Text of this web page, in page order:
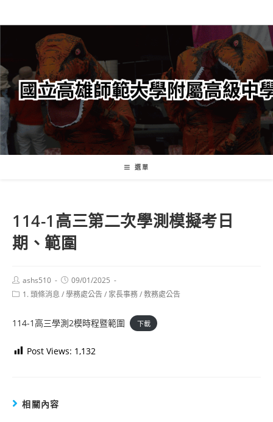
轉
要
內
容
選單
114-1高三第二次學測模擬考日
期、範圍
Post
author:
ashs510
Post
published:
09/01/2025
Post1. 頭條消息 /學務處公告/ 家長事務/教務處公告
114-1高三學測2模時程暨範圍 下載
Post Views: 1,132
相關內容